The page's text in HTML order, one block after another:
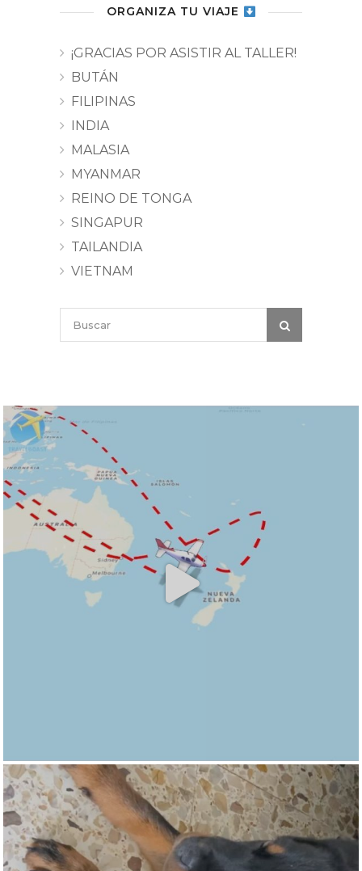
ORGANIZA TU VIAJE
¡GRACIAS POR ASISTIR AL TALLER!
BUTÁN
FILIPINAS
INDIA
MALASIA
MYANMAR
REINO DE TONGA
SINGAPUR
TAILANDIA
VIETNAM